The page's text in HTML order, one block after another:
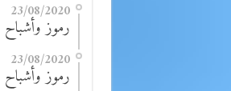
23/08/2020
رموز وأشباح
23/08/2020
رموز وأشباح